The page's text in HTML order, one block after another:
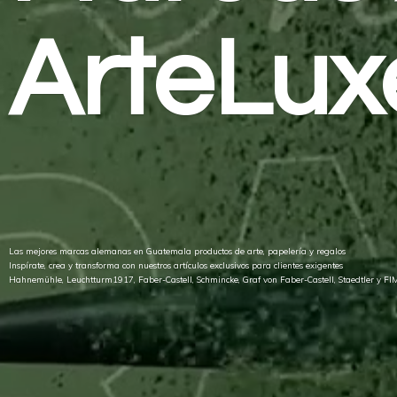
Las mejores marcas alemanas en Guatemala productos de arte, papelería y regalos
Inspírate, crea y transforma con nuestros artículos exclusivos para clientes exigentes
Hahnemühle, Leuchtturm1917, Faber-Castell, Schmincke, Graf von Faber-Castell, Staedtlery